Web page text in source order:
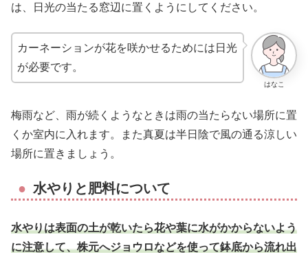
は、日光の当たる窓辺に置くようにしてください。
はなこ
カーネーションが花を咲かせるためには日光
が必要です。
梅雨など、雨が続くようなときは雨の当たらない場所に置
くか室内に入れます。また真夏は半日陰で風の通る涼しい
場所に置きましょう。
水やりと肥料について
水やりは表面の土が乾いたら花や葉に水がかからないよう
に注意して、株元へジョウロなどを使って鉢底から流れ出